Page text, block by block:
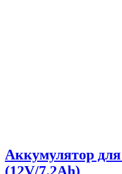
Аккумулятор
(12V/7.2Ah)